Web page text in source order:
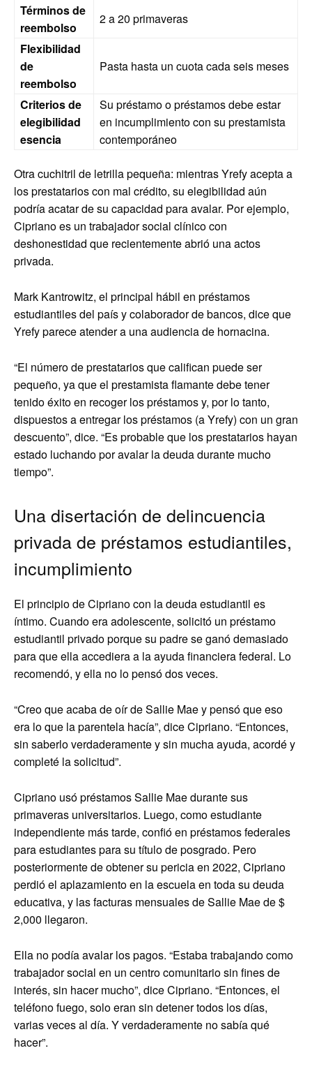
Términos de
reembolso
2 a 20 primaveras
Flexibilidad
de
reembolso
Pasta hasta un cuota cada seis meses
Criterios de
elegibilidad
esencia
Su préstamo o préstamos debe estar
en incumplimiento con su prestamista
contemporáneo
Otra cuchitril de letrilla pequeña: mientras Yrefy acepta a
los prestatarios con mal crédito, su elegibilidad aún
podría acatar de su capacidad para avalar. Por ejemplo,
Cipriano es un trabajador social clínico con
deshonestidad que recientemente abrió una actos
privada.
Mark Kantrowitz, el principal hábil en préstamos
estudiantiles del país y colaborador de bancos, dice que
Yrefy parece atender a una audiencia de hornacina.
“El número de prestatarios que califican puede ser
pequeño, ya que el prestamista flamante debe tener
tenido éxito en recoger los préstamos y, por lo tanto,
dispuestos a entregar los préstamos (a Yrefy) con un gran
descuento”, dice. “Es probable que los prestatarios hayan
estado luchando por avalar la deuda durante mucho
tiempo”.
Una disertación de delincuencia
privada de préstamos estudiantiles,
incumplimiento
El principio de Cipriano con la deuda estudiantil es
íntimo. Cuando era adolescente, solicitó un préstamo
estudiantil privado porque su padre se ganó demasiado
para que ella accediera a la ayuda financiera federal. Lo
recomendó, y ella no lo pensó dos veces.
“Creo que acaba de oír de Sallie Mae y pensó que eso
era lo que la parentela hacía”, dice Cipriano. “Entonces,
sin saberlo verdaderamente y sin mucha ayuda, acordé y
completé la solicitud”.
Cipriano usó préstamos Sallie Mae durante sus
primaveras universitarios. Luego, como estudiante
independiente más tarde, confió en préstamos federales
para estudiantes para su título de posgrado. Pero
posteriormente de obtener su pericia en 2022, Cipriano
perdió el aplazamiento en la escuela en toda su deuda
educativa, y las facturas mensuales de Sallie Mae de $
2,000 llegaron.
Ella no podía avalar los pagos. “Estaba trabajando como
trabajador social en un centro comunitario sin fines de
interés, sin hacer mucho”, dice Cipriano. “Entonces, el
teléfono fuego, solo eran sin detener todos los días,
varias veces al día. Y verdaderamente no sabía qué
hacer”.